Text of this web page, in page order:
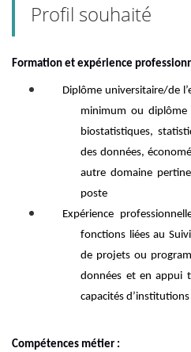
Profil souhaité
Formation et expérience
Diplôme universitaire/de
minimum ou diplôme
biostatistiques,
des données, économ
autre domaine
poste
Expérience
fonctions liées au
de projets ou
données et en appui
capacités
Compétences métier :